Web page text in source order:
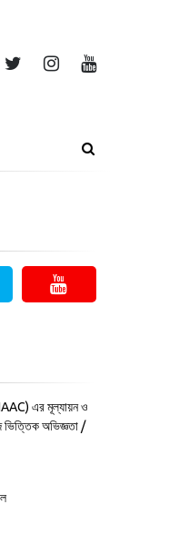
এর মূল্যায়ন ও
ভিত্তিক অভিজ্ঞতা /